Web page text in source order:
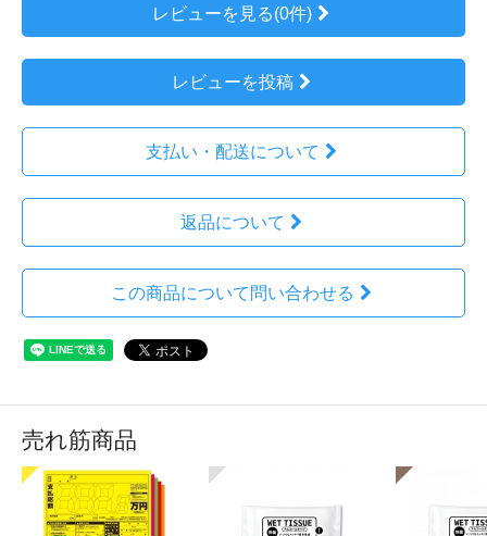
レビューを見る(0件)
レビューを投稿
支払い・配送について
返品について
この商品について問い合わせる
売れ筋商品